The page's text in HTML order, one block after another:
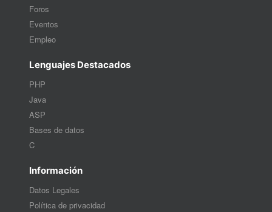
Foros
Eventos
Empleo
Lenguajes Destacados
PHP
Java
ASP
Bases de datos
C
Información
Datos Legales
Política de privacidad